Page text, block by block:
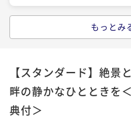
エグゼクティ
36平米 禁煙 無料Wi-Fi
ツイン
ポ
クラシックキ
36平米 禁煙 無料Wi-Fi
ダブル
ポ
クラシックツ
36平米 禁煙 無料Wi-Fi
ツイン
ポ
もっとみ
【スタンダード】絶景
畔の静かなひとときを
典付＞